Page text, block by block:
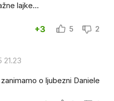
lajke...
+3 5 2
21.23
o ljubezni Daniele